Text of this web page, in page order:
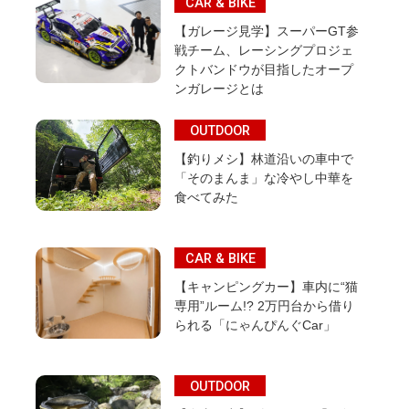
【ガレージ見学】スーパーGT参
戦チーム、レーシングプロジェ
クトバンドウが目指したオープ
ンガレージとは
OUTDOOR
【釣りメシ】林道沿いの車中で
「そのまんま」な冷やし中華を
食べてみた
CAR & BIKE
【キャンピングカー】車内に“猫
専用”ルーム!? 2万円台から借り
られる「にゃんぴんぐCar」
OUTDOOR